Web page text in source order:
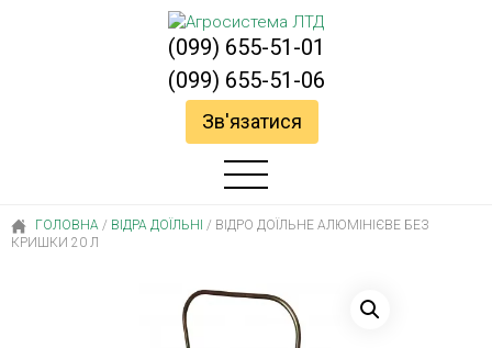
(099) 655-51-01
(099) 655-51-06
Зв'язатися
ГОЛОВНА / ВІДРА ДОЇЛЬНІ / ВІДРО ДОЇЛЬНЕ АЛЮМІНІЄВЕ БЕЗ
КРИШКИ 20 Л